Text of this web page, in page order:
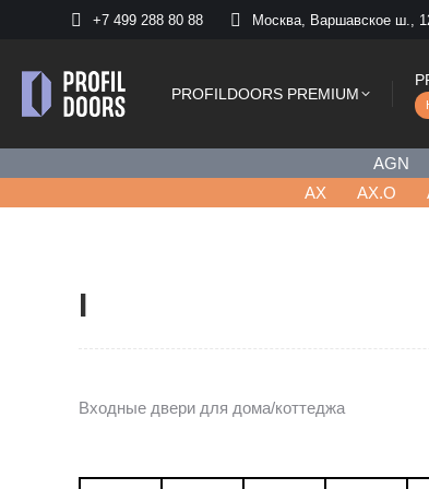
+7 499 288 80 88 Москва, Варшавское ш.,
PROFILDOORS PREMIUM
AGN
AХ
AX.O
I
Входные двери для дома/коттеджа